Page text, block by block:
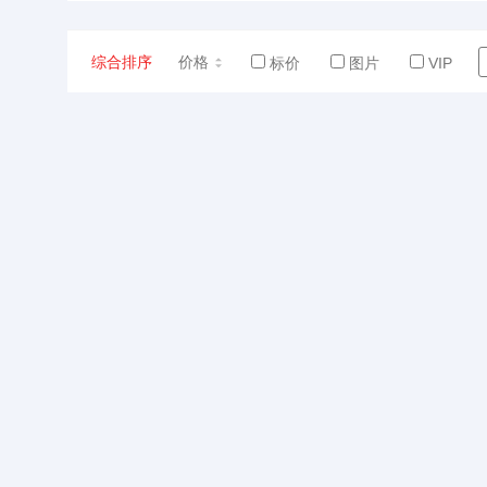
综合排序 价格 标价 图片 VIP